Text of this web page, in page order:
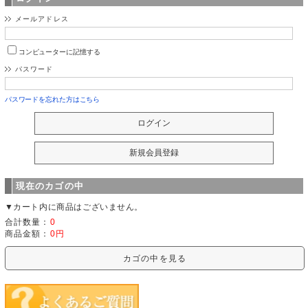
メールアドレス
コンピューターに記憶する
パスワード
パスワードを忘れた方はこちら
現在のカゴの中
▼カート内に商品はございません。
合計数量： 0
商品金額： 0円
カゴの中を見る